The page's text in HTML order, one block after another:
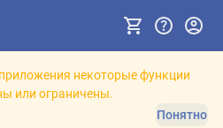
некоторые функции
или ограничены.
Понятно